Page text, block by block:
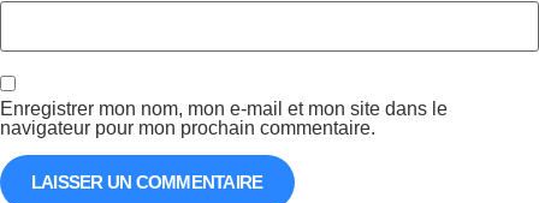
Enregistrer mon nom, mon e-mail et mon site dans le
navigateur pour mon prochain commentaire.